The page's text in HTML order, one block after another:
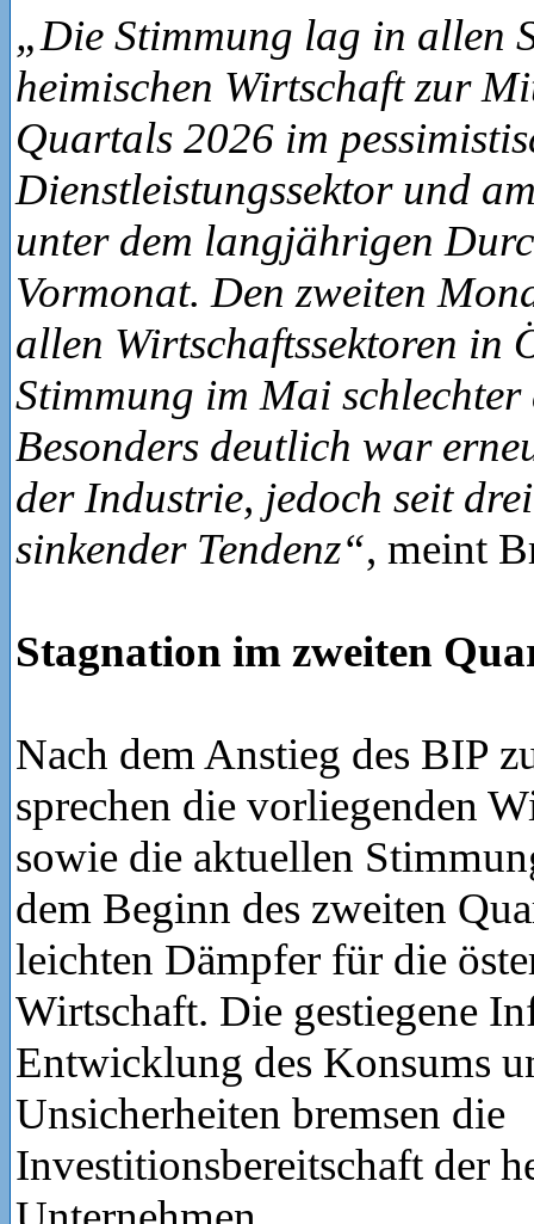
„Die Stimmung lag in allen
heimischen Wirtschaft zur
Quartals 2026 im
Dienstleistungssektor und
unter dem langjährigen
Vormonat. Den zweiten
allen Wirtschaftssektoren in
Stimmung im Mai
Besonders deutlich war
der Industrie, jedoch seit
sinkender Tendenz“, meint
Stagnation im zweiten
Nach dem Anstieg des BIP
sprechen die vorliegenden
sowie die aktuellen
dem Beginn des zweiten
leichten Dämpfer für die
Wirtschaft. Die gestiegene
Entwicklung des Konsums
Unsicherheiten bremsen die
Investitionsbereitschaft der